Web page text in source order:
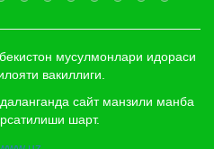
мусулмонлари идораси
вакиллиги.
сайт манзили манба
шарт.